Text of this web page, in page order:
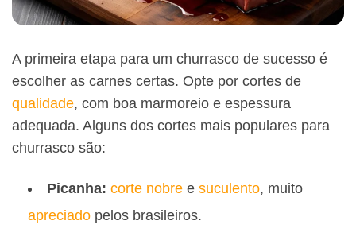
A primeira etapa para um churrasco de sucesso é
escolher as carnes certas. Opte por cortes de
qualidade, com boa marmoreio e espessura
adequada. Alguns dos cortes mais populares para
churrasco são:
Picanha: corte nobre e suculento, muito
apreciado pelos brasileiros.